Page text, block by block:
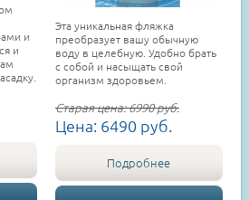
и
и
Эта уникальная фляжка
преобразует вашу обычную
воду в целебную. Удобно брать
с собой и насыщать свой
организм здоровьем.
Старая цена:6990руб.
Цена: 6490 руб.
Подробнее